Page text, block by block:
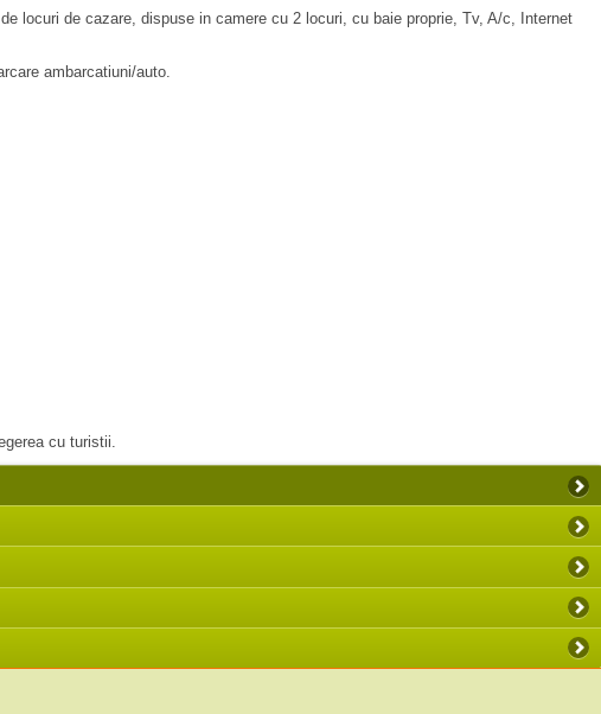
locuri de cazare, dispuse in camere cu 2 locuri, cu baie proprie, Tv, A/c, Internet
ambarcatiuni/auto.
cu turistii.